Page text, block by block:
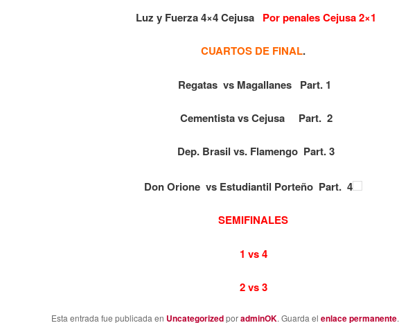
Luz y Fuerza 4×4 Cejusa Por penales Cejusa 2×1
CUARTOS DE FINAL.
Regatas vs Magallanes Part. 1
Cementista vs Cejusa Part. 2
Dep. Brasil vs. Flamengo Part. 3
Don Orione vs Estudiantil Porteño Part. 4
SEMIFINALES
1 vs 4
2 vs 3
Esta entrada fue publicada en UncategorizedporadminOK. Guarda el enlace permanente.